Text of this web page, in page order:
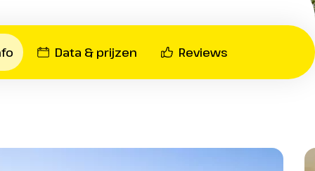
Data & prijzen Reviews
of douche en toilet
diner) vanaf diner eerste dag t/m ontbijt